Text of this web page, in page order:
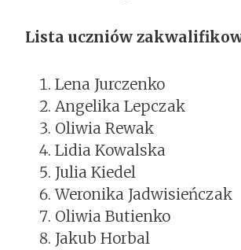
Lista uczniów
Lena Jurczenko
Angelika Lepczak
Oliwia Rewak
Lidia Kowalska
Julia Kiedel
Weronika Jadwisieńczak
Oliwia Butienko
Jakub Horbal